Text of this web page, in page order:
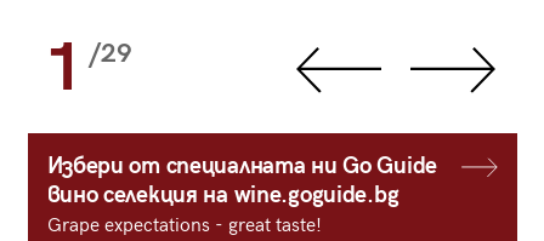
1 /29
Избери от специалната ни Go Guide
вино селекция на wine.goguide.bg
Grape expectations - great taste!